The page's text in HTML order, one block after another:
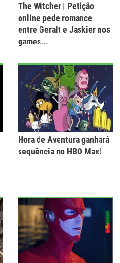
The Witcher | Petição
online pede romance
entre Geralt e Jaskier nos
games...
Hora de Aventura ganhará
sequência no HBO Max!